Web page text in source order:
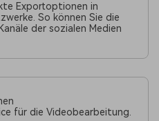
Exportoptionen in
So können Sie die
der sozialen Medien
für die Videobearbeitung.